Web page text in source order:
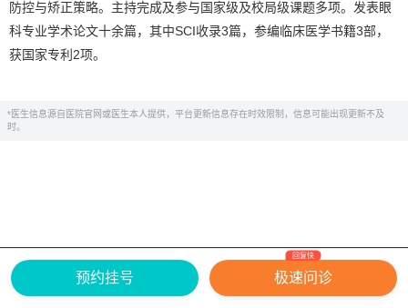
防控与矫正策略。主持完成及参与国家级及校局级课题多项。发表眼
科专业学术论文十余篇，其中SCI收录3篇，参编临床医学书籍3部，
获国家专利2项。
*医生信息源自医院官网或医生本人提供，平台更新信息存在时效限制，信息可能出现更新不及
时。
网上有害信息举报专区
关于我们
Copyright ©
2026 中华康网 版权所有
预约挂号 极速问诊
回复快